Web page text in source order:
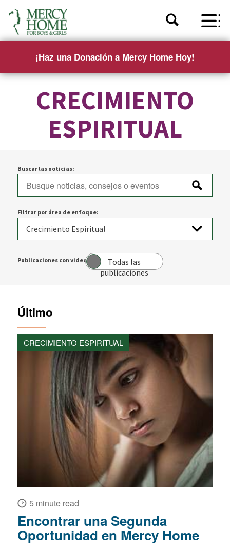
¡Haz una Donación a Mercy Home Hoy!
CRECIMIENTO
ESPIRITUAL
Buscar las noticias:
Filtrar por área de enfoque:
Publicaciones con video:
Todas las
publicaciones
Último
CRECIMIENTO ESPIRITUAL
5 minute read
Encontrar una Segunda
Oportunidad en Mercy Home